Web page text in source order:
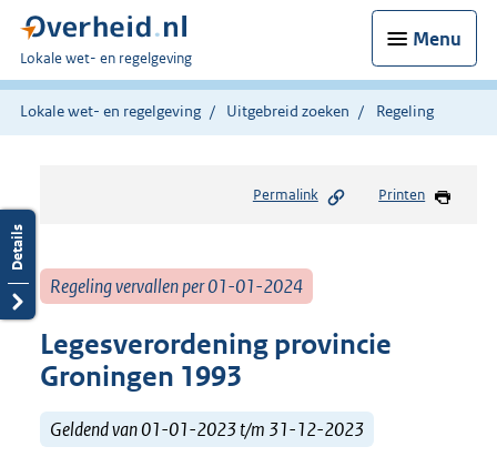
Menu
U
bent
hier:
Lokale wet- en regelgeving
Lokale wet- en regelgeving Uitgebreid zoeken Regeling
Permalink Printen
Regeling vervallen per 01-01-2024
Legesverordening provincie
Groningen 1993
Geldend van 01-01-2023 t/m 31-12-2023